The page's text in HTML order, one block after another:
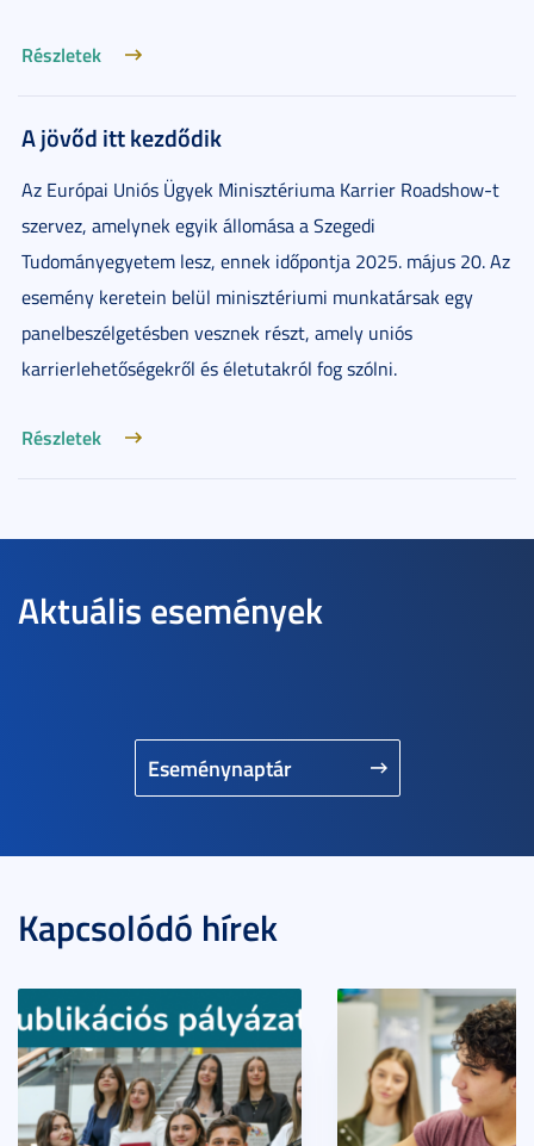
Részletek
A jövőd itt kezdődik
Az Európai Uniós Ügyek Minisztériuma Karrier Roadshow-t
szervez, amelynek egyik állomása a Szegedi
Tudományegyetem lesz, ennek időpontja 2025. május 20. Az
esemény keretein belül minisztériumi munkatársak egy
panelbeszélgetésben vesznek részt, amely uniós
karrierlehetőségekről és életutakról fog szólni.
Részletek
Aktuális események
Eseménynaptár
Kapcsolódó hírek